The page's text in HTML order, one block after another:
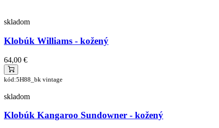
skladom
Klobúk Williams - kožený
64,00 €
kód:5H88_bk vintage
skladom
Klobúk Kangaroo Sundowner - kožený